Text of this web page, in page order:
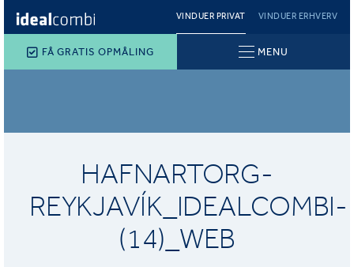
VINDUER PRIVAT VINDUER ERHVERV
FÅ GRATIS OPMÅLING MENU
HAFNARTORG-
REYKJAVÍK_IDEALCOMBI-
(14)_WEB